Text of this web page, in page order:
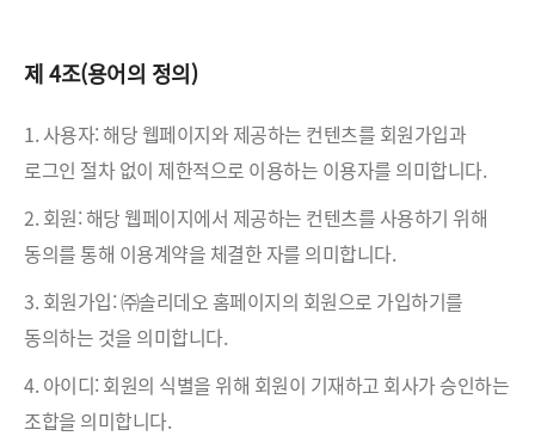
제 4조(용어의 정의)
1. 사용자: 해당 웹페이지와 제공하는 컨텐츠를 회원가입과
로그인 절차 없이 제한적으로 이용하는 이용자를 의미합니다.
2. 회원: 해당 웹페이지에서 제공하는 컨텐츠를 사용하기 위해
동의를 통해 이용계약을 체결한 자를 의미합니다.
3. 회원가입: ㈜솔리데오 홈페이지의 회원으로 가입하기를
동의하는 것을 의미합니다.
4. 아이디: 회원의 식별을 위해 회원이 기재하고 회사가 승인하는
조합을 의미합니다.